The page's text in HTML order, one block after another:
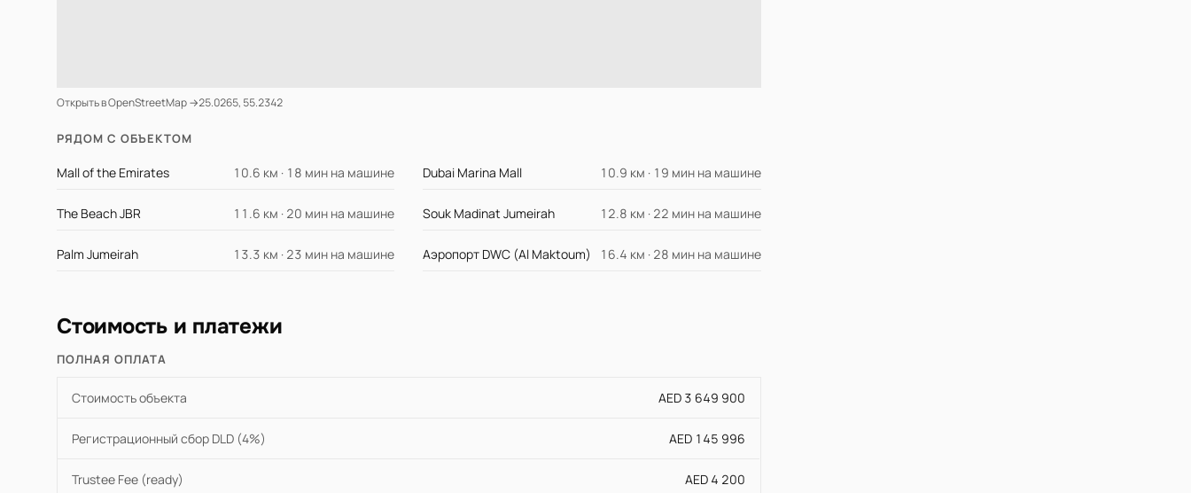
Открыть в OpenStreetMap →25.0265, 55.2342
РЯДОМ С ОБЪЕКТОМ
Mall of the Emirates 10.6 км · 18 мин на машине Dubai Marina Mall 10.9 км · 19 мин на машине
The Beach JBR 11.6 км · 20 мин на машине Souk Madinat Jumeirah 12.8 км · 22 мин на машине
Palm Jumeirah 13.3 км · 23 мин на машине Аэропорт DWC (Al Maktoum) 16.4 км · 28 мин на машине
Стоимость и платежи
ПОЛНАЯ ОПЛАТА
Стоимость объекта AED 3 649 900
Регистрационный сбор DLD (4%) AED 145 996
Trustee Fee (ready) AED 4 200